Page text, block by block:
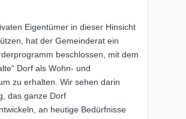
Eigentümer in dieser Hinsicht
hat der Gemeinderat ein
beschlossen, mit dem
Dorf als Wohn- und
zu erhalten. Wir sehen darin
das ganze Dorf
an heutige Bedürfnisse